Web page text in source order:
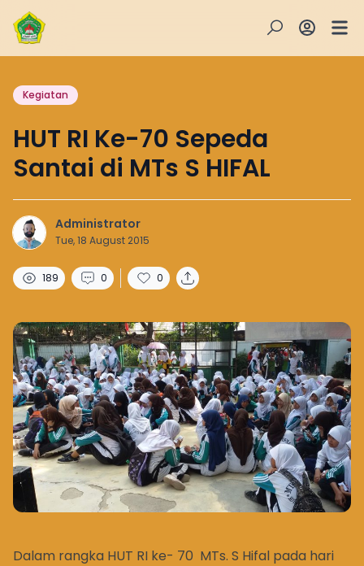
Kegiatan
HUT RI Ke-70 Sepeda
Santai di MTs S HIFAL
Administrator
Tue, 18 August 2015
189 0 0
Dalam rangka HUT RI ke- 70 MTs. S Hifal pada hari